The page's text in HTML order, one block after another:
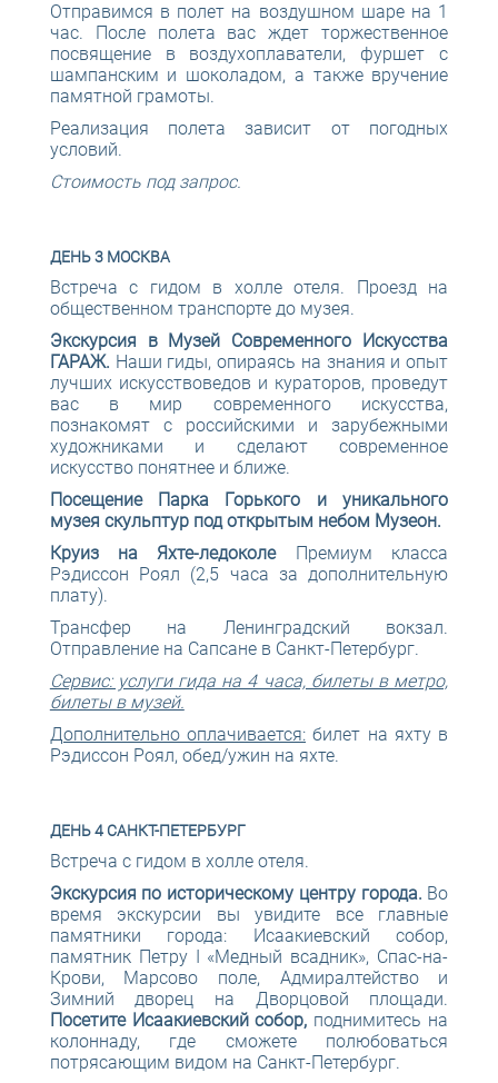
Отправимся в полет на воздушном шаре на 1
час. После полета вас ждет торжественное
посвящение в воздухоплаватели, фуршет с
шампанским и шоколадом, а также вручение
памятной грамоты.
Реализация полета зависит от погодных
условий.
Стоимость под запрос.
ДЕНЬ 3 МОСКВА
Встреча с гидом в холле отеля. Проезд на
общественном транспорте до музея.
Экскурсия в Музей Современного Искусства
ГАРАЖ. Наши гиды, опираясь на знания и опыт
лучших искусствоведов и кураторов, проведут
вас в мир современного искусства,
познакомят с российскими и зарубежными
художниками и сделают современное
искусство понятнее и ближе.
Посещение Парка Горького и уникального
музея скульптур под открытым небом Музеон.
Круиз на Яхте-ледоколеПремиум класса
Рэдиссон Роял (2,5 часа за дополнительную
плату).
Трансфер на Ленинградский вокзал.
Отправление на Сапсане в Санкт-Петербург.
Сервис: услуги гида на 4 часа, билеты в метро,
билеты в музей.
Дополнительно оплачивается: билет на яхту в
Рэдиссон Роял, обед/ужин на яхте.
ДЕНЬ 4 САНКТ-ПЕТЕРБУРГ
Встреча с гидом в холле отеля.
Экскурсия по историческому центру города. Во
время экскурсии вы увидите все главные
памятники города: Исаакиевский собор,
памятник Петру I «Медный всадник», Спас-на-
Крови, Марсово поле, Адмиралтейство и
Зимний дворец на Дворцовой площади.
Посетите Исаакиевский собор, поднимитесь на
колоннаду, где сможете полюбоваться
потрясающим видом на Санкт-Петербург.